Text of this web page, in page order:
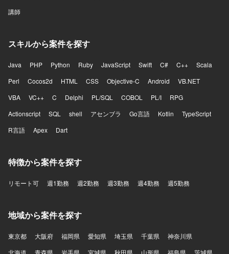
講師
スキルから案件を探す
Java PHP Python Ruby JavaScript Swift C# C++
Scala
Perl
Cocos2d HTML CSS Objective-C Android
VB.NET
VBA
VC++ C Delphi PL/SQL COBOL PL/I
RPG
Actionscript
SQL shell アセンブラ Go言語 Kotlin
TypeScript
R言語
Apex Dart
特徴から案件を探す
リモート可 週1勤務 週2勤務 週3勤務 週4勤務 週5勤務
地域から案件を探す
東京都 大阪府 福岡県 愛知県 埼玉県 千葉県
神奈川県
北海道
青森県 岩手県 宮城県 秋田県 山形県 福島県 茨城県